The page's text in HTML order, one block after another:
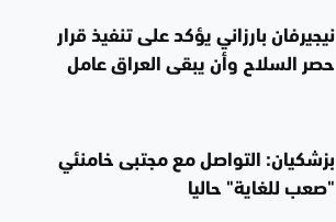
نيجيرفان بارزاني يؤكد على تنفيذ قرار
حصر السلاح وأن يبقى العراق عامل
بزشكيان: التواصل مع مجتبى خامنئي
"صعب للغاية" حاليا